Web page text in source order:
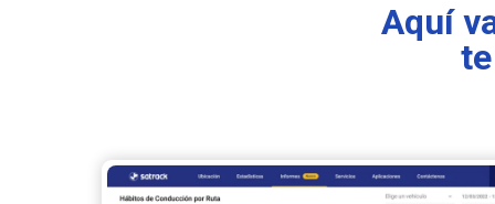
Aquí